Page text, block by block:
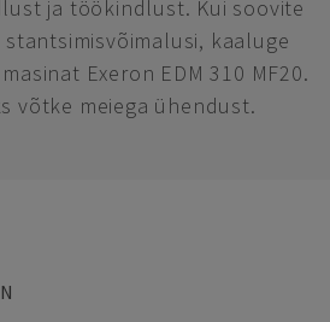
ja töökindlust. Kui soovite
kaaluge
Exeron EDM 310 MF20.
võtke meiega ühendust.